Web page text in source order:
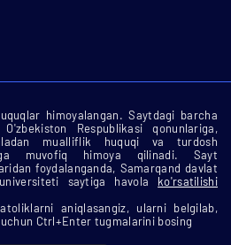
himoyalangan. Saytdagi barcha
O'zbekiston Respublikasi qonunlariga,
mualliflik huquqi va turdosh
muvofiq himoya qilinadi. Sayt
foydalanganda, Samarqand davlat
saytiga havola ko'rsatilishi
aniqlasangiz, ularni belgilab,
Ctrl+Enter tugmalarini bosing